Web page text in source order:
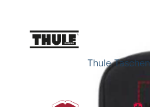
Thule Taschen